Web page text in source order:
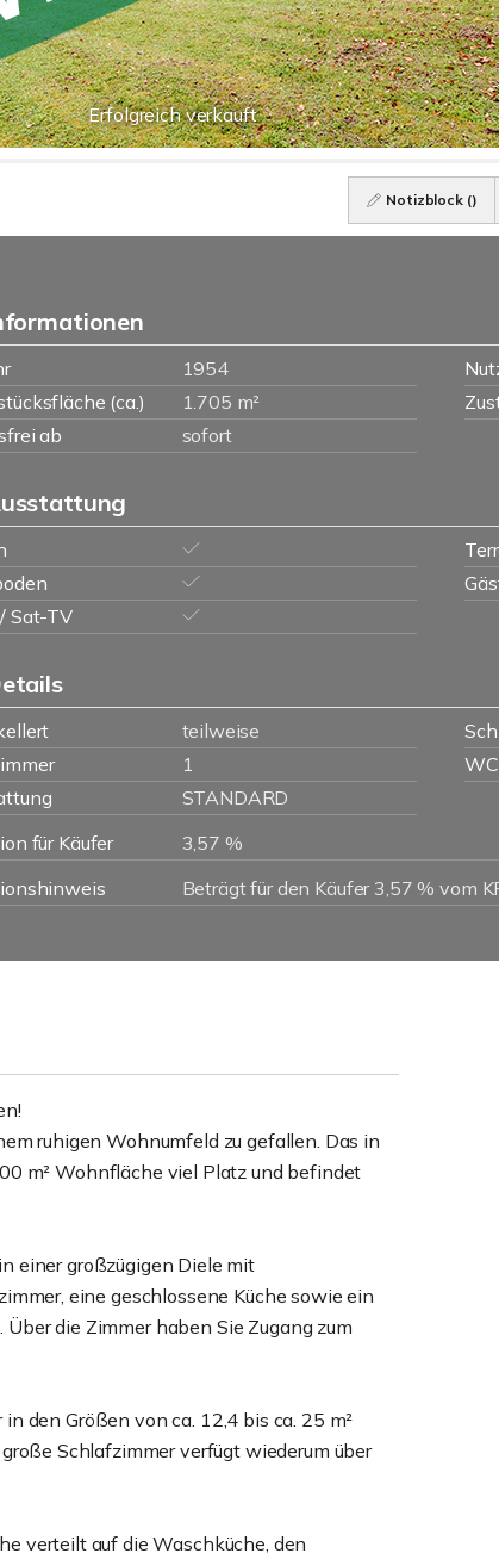
Erfolgreich verkauft
Notizblock ()
1954
(ca.)
1.705 m²
ab
sofort
Sat-TV
teilweise
1 WC
STANDARD
für Käufer
3,57 %
Beträgt für den Käufer 3,57 % vom
ruhigen Wohnumfeld zu gefallen. Das in
m² Wohnfläche viel Platz und befindet
einer großzügigen Diele mit
eine geschlossene Küche sowie ein
die Zimmer haben Sie Zugang zum
den Größen von ca. 12,4 bis ca. 25 m²
Schlafzimmer verfügt wiederum über
verteilt auf die Waschküche, den